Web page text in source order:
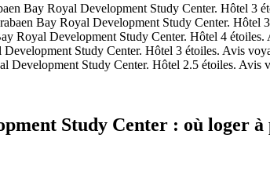
Bay Royal Development Study Center. Hôtel 3
Bay Royal Development Study Center. Hôtel
Royal Development Study Center. Hôtel 4
Study Center. Hôtel 3 étoiles. Avis
Study Center. Hôtel 2.5 étoiles. Avis
Study Center : où loger